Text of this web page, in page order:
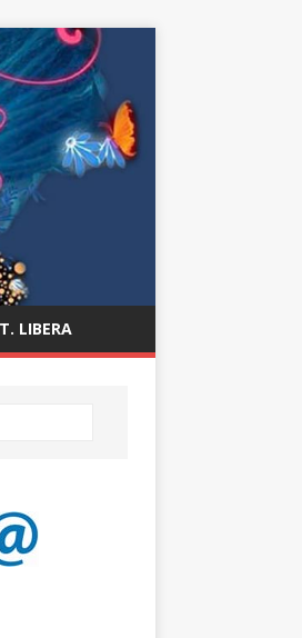
LIBERA